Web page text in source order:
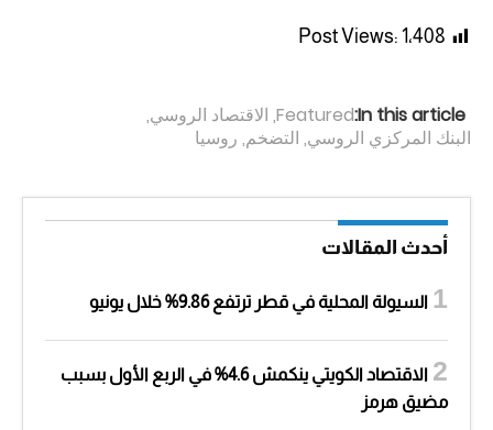
Post Views: 1٬408
In this article:
Featured
, الاقتصاد الروسي,
البنك المركزي الروسي, التضخم, روسيا
أحدث المقالات
السيولة المحلية في قطر ترتفع 9.86% خلال يونيو
الاقتصاد الكويتي ينكمش 4.6% في الربع الأول بسبب
مضيق هرمز